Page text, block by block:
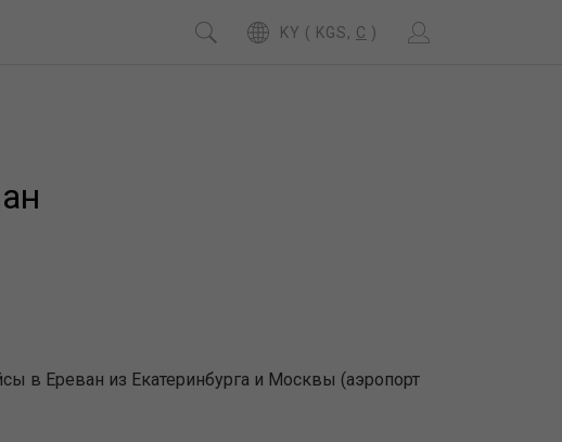
KY ( KGS, C )
в Ереван из Екатеринбурга и Москвы (аэропорт